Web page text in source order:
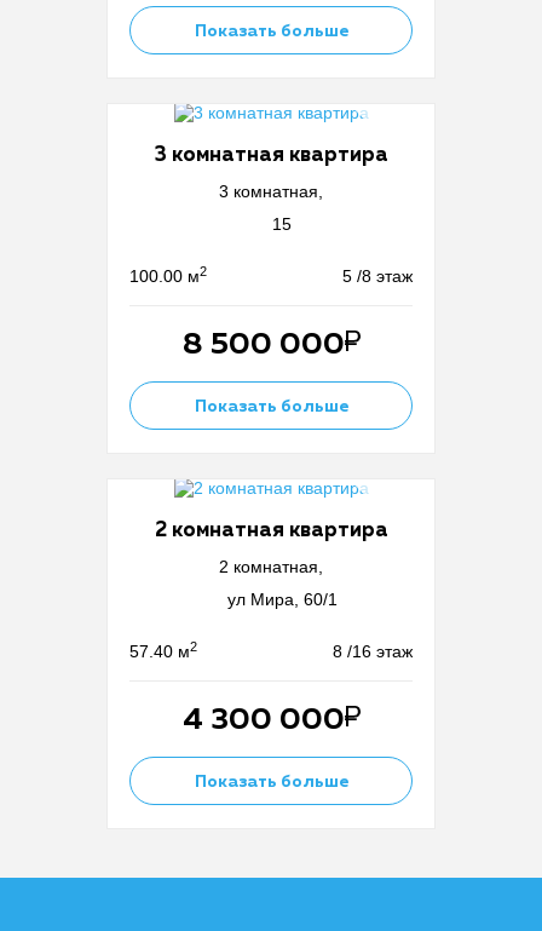
Показать больше
3 комнатная квартира
3 комнатная,
15
100.00 м2 5 /8 этаж
8 500 000
Показать больше
2 комнатная квартира
2 комнатная,
ул Мира, 60/1
57.40 м2 8 /16 этаж
4 300 000
Показать больше